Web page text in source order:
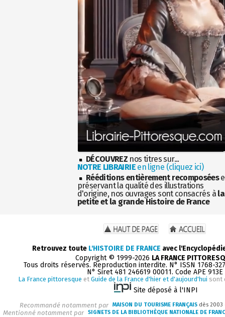
DÉCOUVREZ nos titres sur...
NOTRE LIBRAIRIEen ligne (cliquez ici)
Rééditions entièrement recomposées
préservant la qualité des illustrations
d'origine, nos ouvrages sont consacrés à la
petite et la grande Histoire de France
Retrouvez toute L'HISTOIRE DE FRANCE avec
Copyright © 1999-2026 LA FRANCE
Tous droits réservés. Reproduction interdite. N° ISSN 1768-
N° Siret 481 246619 00011. Code APE 913E
La France pittoresque et Guide de la France d'hier et d'aujourd'hui sont
Site déposé à l'INPI
Recommandé notamment par MAISON DU TOURISME FRANÇAIS dès
Mentionné notamment par SIGNETS DE LA BIBLIOTHÈQUE NATIONALE DE